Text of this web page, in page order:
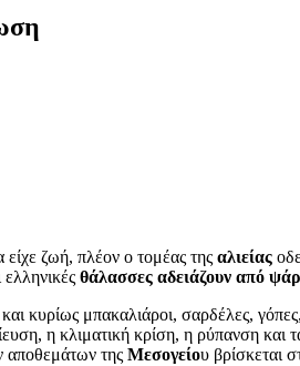
ζωή, πλέον ο τομέας της αλιείας
θάλασσες αδειάζουν από
κυρίως μπακαλιάροι, σαρδέλες,
η κλιματική κρίση, η ρύπανση και
αποθεμάτων της Μεσογείου βρίσκεται